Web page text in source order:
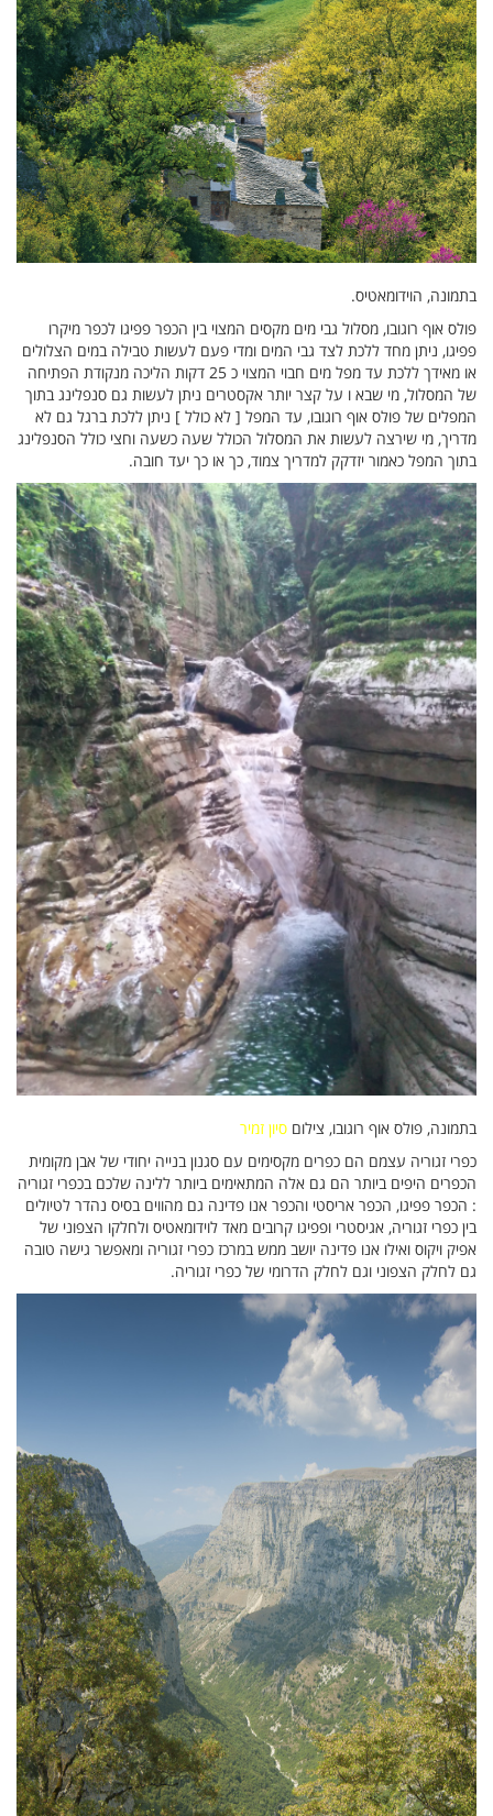
בתמונה, הוידומאטיס.
פולס אוף רוגובו, מסלול גבי מים מקסים המצוי בין הכפר פפיגו לכפר מיקרו
פפיגו, ניתן מחד ללכת לצד גבי המים ומדי פעם לעשות טבילה במים הצלולים
או מאידך ללכת עד מפל מים חבוי המצוי כ 25 דקות הליכה מנקודת הפתיחה
של המסלול, מי שבא ו על קצר יותר אקסטרים ניתן לעשות גם סנפלינג בתוך
המפלים של פולס אוף רוגובו, עד המפל [ לא כולל ] ניתן ללכת ברגל גם לא
מדריך, מי שירצה לעשות את המסלול הכולל שעה כשעה וחצי כולל הסנפלינג
בתוך המפל כאמור יזדקק למדריך צמוד, כך או כך יעד חובה.
בתמונה, פולס אוף רוגובו, צילום סיון זמיר
כפרי זגוריה עצמם הם כפרים מקסימים עם סגנון בנייה יחודי של אבן מקומית
הכפרים היפים ביותר הם גם אלה המתאימים ביותר ללינה שלכם בכפרי זגוריה
: הכפר פפיגו, הכפר אריסטי והכפר אנו פדינה גם מהווים בסיס נהדר לטיולים
בין כפרי זגוריה, אגיסטרי ופפיגו קרובים מאד לוידומאטיס ולחלקו הצפוני של
אפיק ויקוס ואילו אנו פדינה יושב ממש במרכז כפרי זגוריה ומאפשר גישה טובה
גם לחלק הצפוני וגם לחלק הדרומי של כפרי זגוריה.